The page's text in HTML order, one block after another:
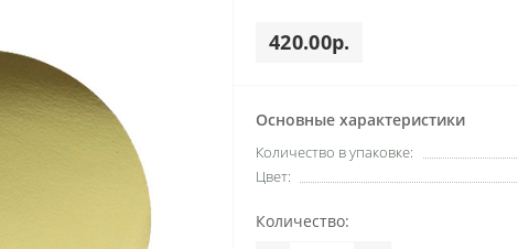
420.00р.
Основные характеристики
Количество в упаковке:
Цвет:
Количество: